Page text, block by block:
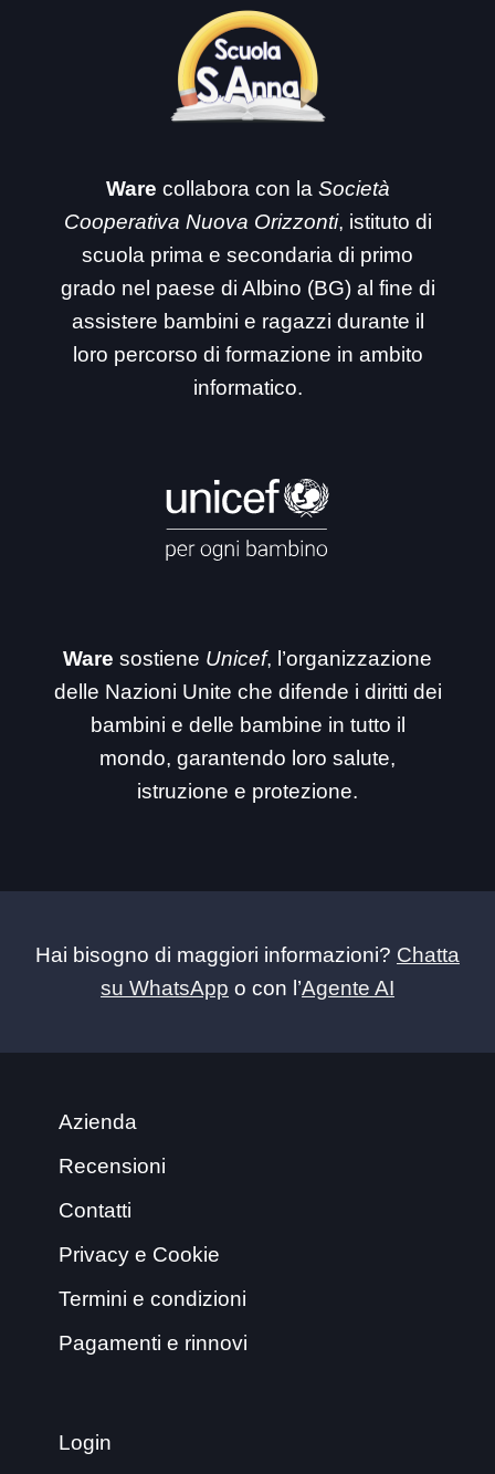
Ware collabora con la Società
Cooperativa Nuova Orizzonti, istituto di
scuola prima e secondaria di primo
grado nel paese di Albino (BG) al fine di
assistere bambini e ragazzi durante il
loro percorso di formazione in ambito
informatico.
Ware sostiene Unicef, l’organizzazione
delle Nazioni Unite che difende i diritti dei
bambini e delle bambine in tutto il
mondo, garantendo loro salute,
istruzione e protezione.
Hai bisogno di maggiori informazioni? Chatta
su WhatsApp o con l’Agente AI
Azienda
Recensioni
Contatti
Privacy e Cookie
Termini e condizioni
Pagamenti e rinnovi
Login